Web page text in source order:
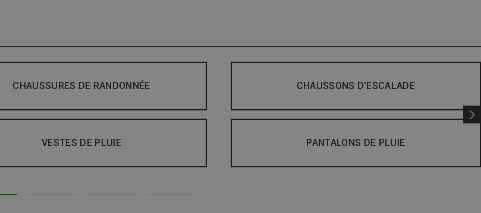
CHAUSSURES DE RANDONNÉE CHAUSSONS D'ESCALADE
VESTES DE PLUIE PANTALONS DE PLUIE